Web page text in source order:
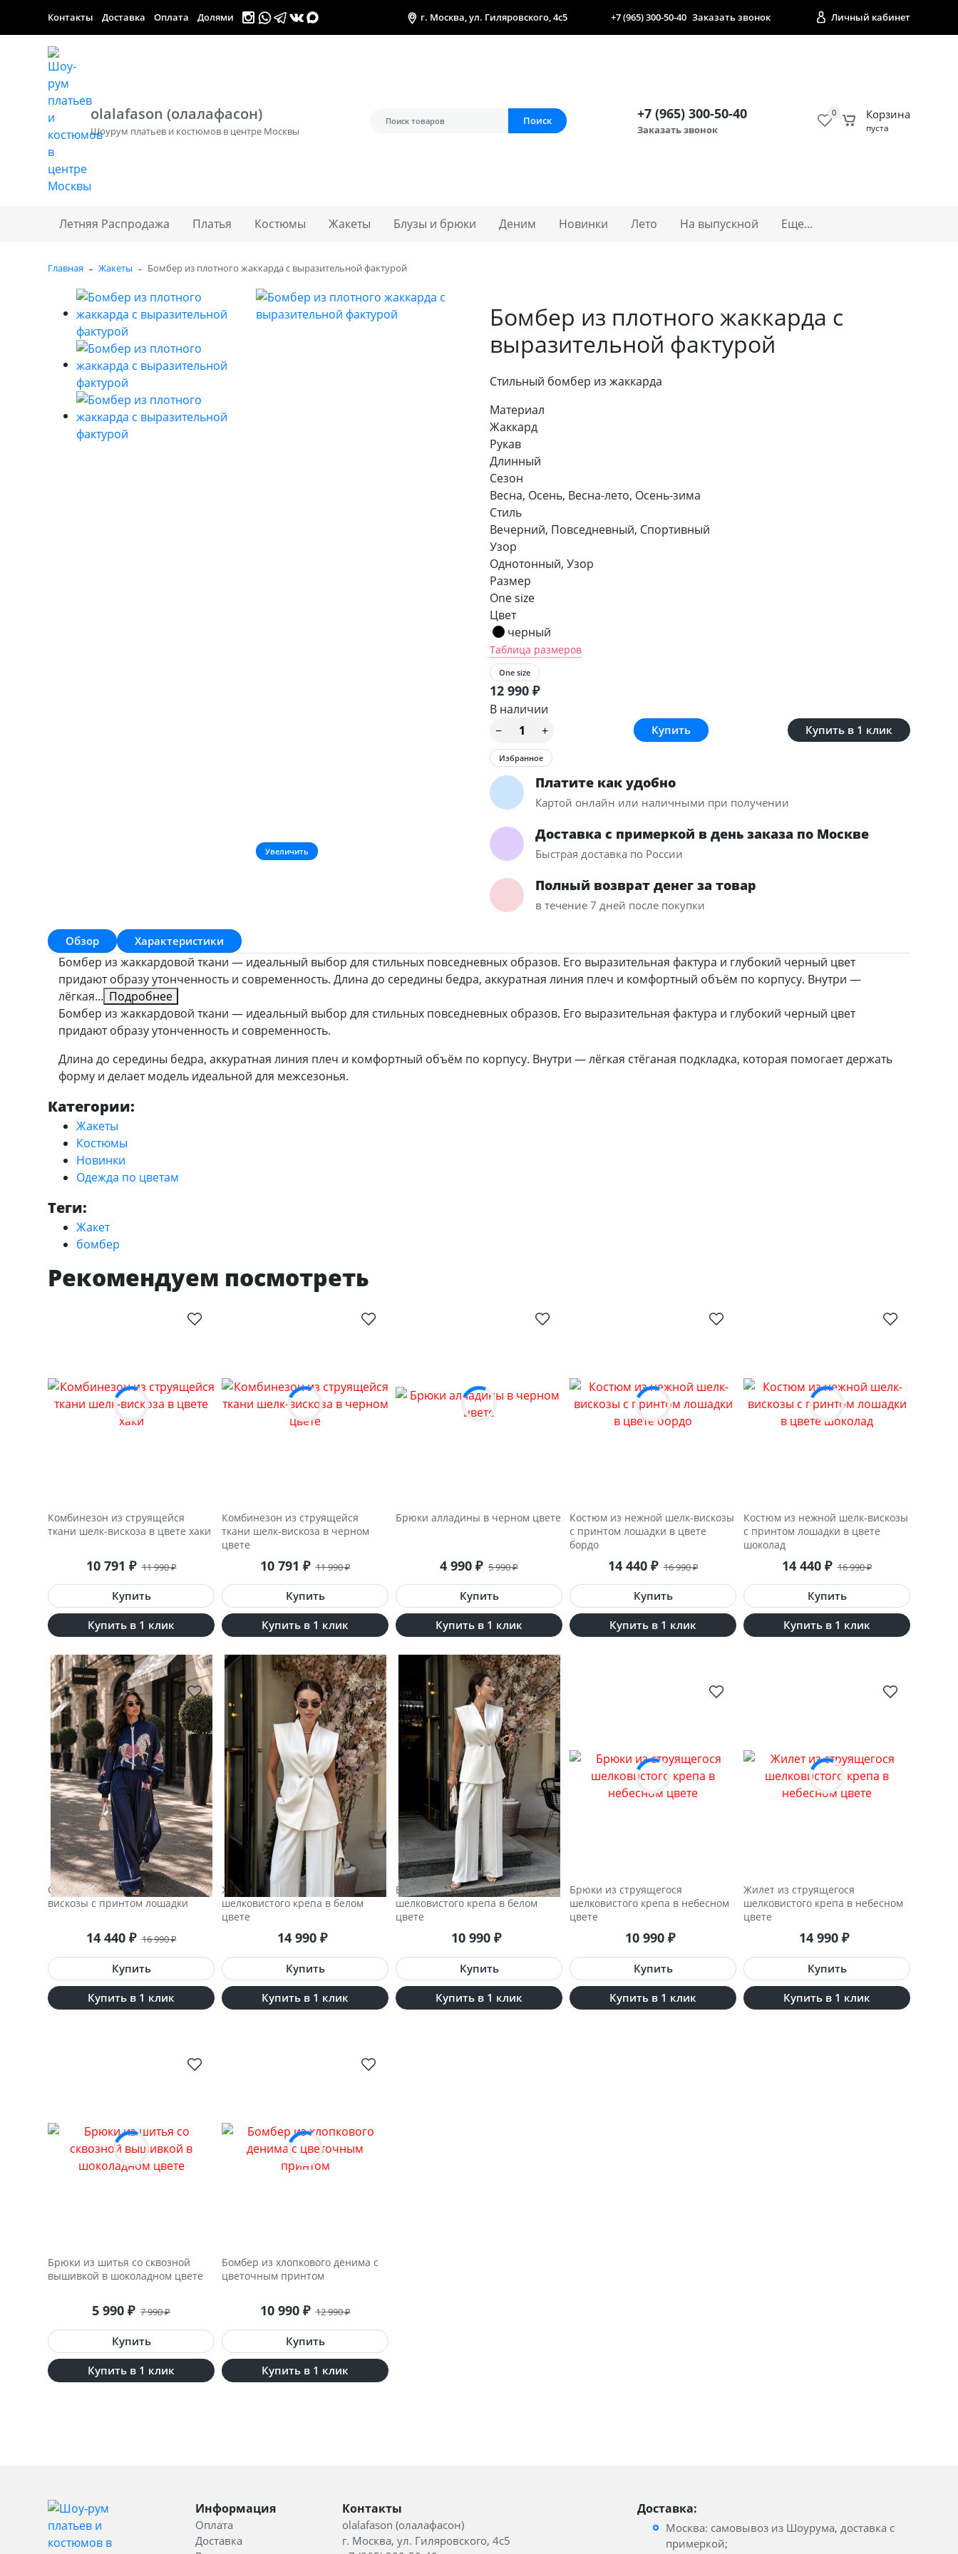
Контакты Доставка Оплата Долями г. Москва, ул. Гиляровского, 4с5 +7 (965) 300-50-40 Заказать звонок Личный кабинет
olalafason (олалафасон)
Шоурум платьев и костюмов в центре Москвы
Поиск +7 (965) 300-50-40
Заказать звонок
0 Корзина
пуста
Летняя Распродажа Платья Костюмы Жакеты Блузы и брюки Деним Новинки Лето На выпускной Еще...
Главная - Жакеты - Бомбер из плотного жаккарда с выразительной фактурой
Увеличить
Бомбер из плотного жаккарда с
выразительной фактурой
Стильный бомбер из жаккарда
Материал
Жаккард
Рукав
Длинный
Сезон
Весна, Осень, Весна-лето, Осень-зима
Стиль
Вечерний, Повседневный, Спортивный
Узор
Однотонный, Узор
Размер
One size
Цвет
черный
Таблица размеров
One size
12 990 ₽
В наличии
Купить в 1 клик
Избранное
Платите как удобно
Картой онлайн или наличными при получении
Доставка с примеркой в день заказа по Москве
Быстрая доставка по России
Полный возврат денег за товар
в течение 7 дней после покупки
Обзор Характеристики
Бомбер из жаккардовой ткани — идеальный выбор для стильных повседневных образов. Его выразительная фактура и глубокий черный цвет
придают образу утонченность и современность. Длина до середины бедра, аккуратная линия плеч и комфортный объём по корпусу. Внутри —
лёгкая... Подробнее
Бомбер из жаккардовой ткани — идеальный выбор для стильных повседневных образов. Его выразительная фактура и глубокий черный цвет
придают образу утонченность и современность.
Длина до середины бедра, аккуратная линия плеч и комфортный объём по корпусу. Внутри — лёгкая стёганая подкладка, которая помогает держать
форму и делает модель идеальной для межсезонья.
Категории:
Жакеты
Костюмы
Новинки
Одежда по цветам
Теги:
Жакет
бомбер
Рекомендуем посмотреть
Комбинезон из струящейся
ткани шелк-вискоза в цвете хаки
10 791 ₽ 11 990₽
Купить в 1 клик
Комбинезон из струящейся
ткани шелк-вискоза в черном
цвете
10 791 ₽ 11 990₽
Купить в 1 клик
Брюки алладины в черном цвете
4 990 ₽ 5 990₽
Купить в 1 клик
Костюм из нежной шелк-вискозы
с принтом лошадки в цвете
бордо
14 440 ₽ 16 990₽
Купить в 1 клик
Костюм из нежной шелк-вискозы
с принтом лошадки в цвете
шоколад
14 440 ₽ 16 990₽
Купить в 1 клик
Синий костюм из нежной шелк-
вискозы с принтом лошадки
14 440 ₽ 16 990₽
Купить в 1 клик
Жилет из струящегося
шелковистого крепа в белом
цвете
14 990 ₽
Купить в 1 клик
Брюки из струящегося
шелковистого крепа в белом
цвете
10 990 ₽
Купить в 1 клик
Брюки из струящегося
шелковистого крепа в небесном
цвете
10 990 ₽
Купить в 1 клик
Жилет из струящегося
шелковистого крепа в небесном
цвете
14 990 ₽
Купить в 1 клик
Брюки из шитья со сквозной
вышивкой в шоколадном цвете
5 990 ₽ 7 990₽
Купить в 1 клик
Бомбер из хлопкового денима с
цветочным принтом
10 990 ₽ 12 990₽
Купить в 1 клик
Информация
Оплата
Доставка
Контакты
olalafason (олалафасон)
г. Москва, ул. Гиляровского, 4с5
Доставка:
Москва: самовывоз из Шоурума, доставка с
примеркой;